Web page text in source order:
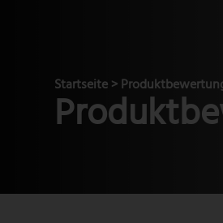
Startseite >